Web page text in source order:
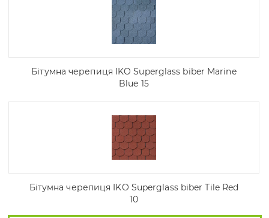
Бітумна черепиця IKO Superglass biber Marine
Blue 15
Бітумна черепиця IKO Superglass biber Tile Red
10